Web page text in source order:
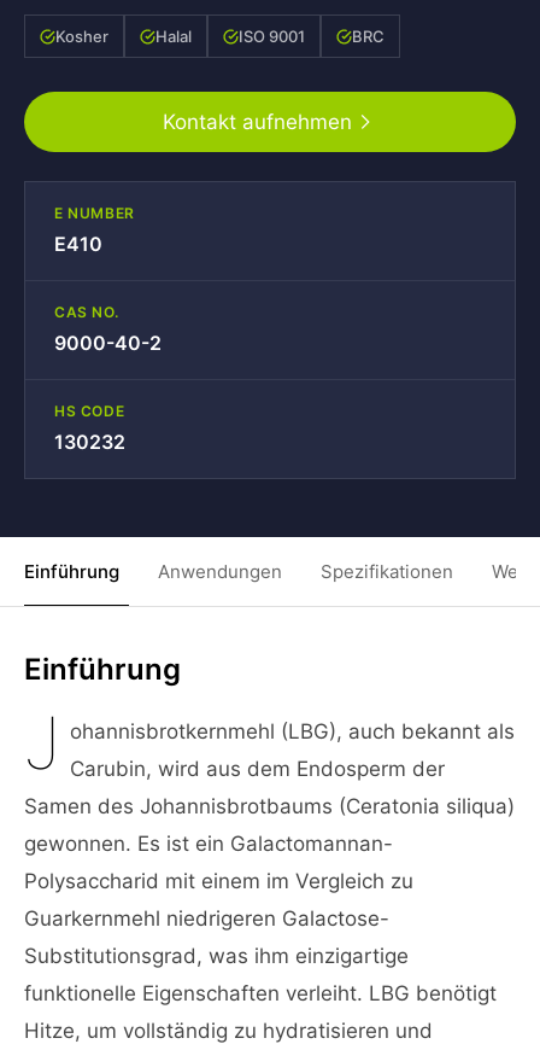
Kosher Halal ISO 9001 BRC
Kontakt aufnehmen
E NUMBER
E410
CAS NO.
9000-40-2
HS CODE
130232
Einführung Anwendungen Spezifikationen
Einführung
J
ohannisbrotkernmehl (LBG), auch bekannt als
Carubin, wird aus dem Endosperm der
Samen des Johannisbrotbaums (Ceratonia siliqua)
gewonnen. Es ist ein Galactomannan-
Polysaccharid mit einem im Vergleich zu
Guarkernmehl niedrigeren Galactose-
Substitutionsgrad, was ihm einzigartige
funktionelle Eigenschaften verleiht. LBG benötigt
Hitze, um vollständig zu hydratisieren und